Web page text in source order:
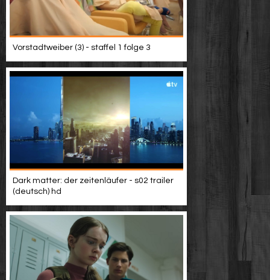
Vorstadtweiber (3) - staffel 1 folge 3
Dark matter: der zeitenläufer - s02 trailer
(deutsch) hd